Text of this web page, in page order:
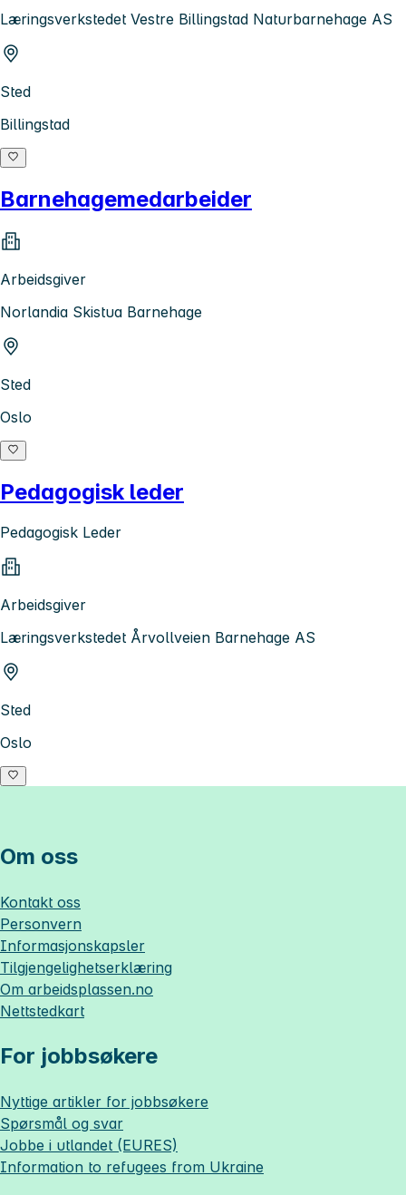
Læringsverkstedet Vestre Billingstad Naturbarnehage AS
Sted
Billingstad
Barnehagemedarbeider
Arbeidsgiver
Norlandia Skistua Barnehage
Sted
Oslo
Pedagogisk leder
Pedagogisk Leder
Arbeidsgiver
Læringsverkstedet Årvollveien Barnehage AS
Sted
Oslo
Om oss
Kontakt oss
Personvern
Informasjonskapsler
Tilgjengelighetserklæring
Om arbeidsplassen.no
Nettstedkart
For jobbsøkere
Nyttige artikler for jobbsøkere
Spørsmål og svar
Jobbe i utlandet (EURES)
Information to refugees from Ukraine